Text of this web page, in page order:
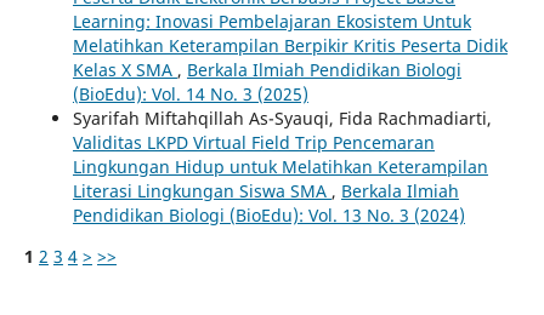
Learning: Inovasi Pembelajaran Ekosistem Untuk
Melatihkan Keterampilan Berpikir Kritis Peserta Didik
Kelas X SMA , Berkala Ilmiah Pendidikan Biologi
(BioEdu): Vol. 14 No. 3 (2025)
Syarifah Miftahqillah As-Syauqi, Fida Rachmadiarti,
Validitas LKPD Virtual Field Trip Pencemaran
Lingkungan Hidup untuk Melatihkan Keterampilan
Literasi Lingkungan Siswa SMA , Berkala Ilmiah
Pendidikan Biologi (BioEdu): Vol. 13 No. 3 (2024)
1 2 3 4 > >>